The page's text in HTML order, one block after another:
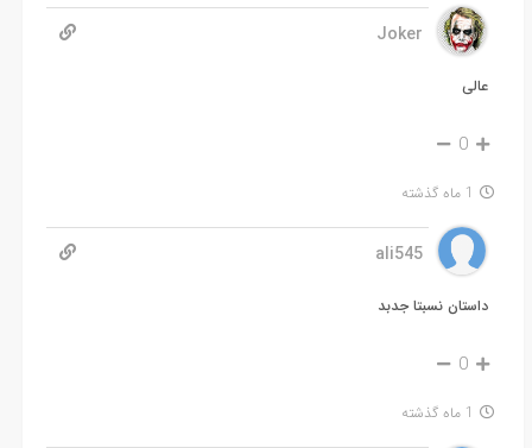
Joker
عالی
0
1 ماه گذشته
ali545
داستان نسبتا جدبد
0
1 ماه گذشته